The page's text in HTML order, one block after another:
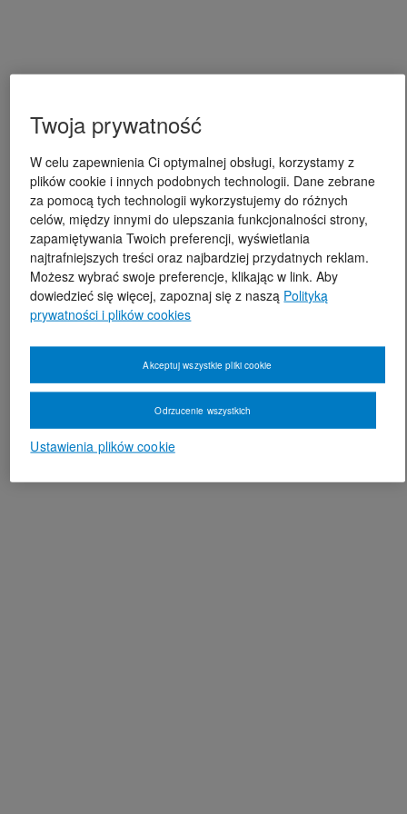
Twoja prywatność
W celu zapewnienia Ci optymalnej obsługi, korzystamy z
plików cookie i innych podobnych technologii. Dane zebrane
za pomocą tych technologii wykorzystujemy do różnych
celów, między innymi do ulepszania funkcjonalności strony,
zapamiętywania Twoich preferencji, wyświetlania
najtrafniejszych treści oraz najbardziej przydatnych reklam.
Możesz wybrać swoje preferencje, klikając w link. Aby
dowiedzieć się więcej, zapoznaj się z naszą Polityką
prywatności i plików cookies
Ustawienia plików cookie
Odrzucenie wszystkich
Akceptuj wszystkie pliki cookie